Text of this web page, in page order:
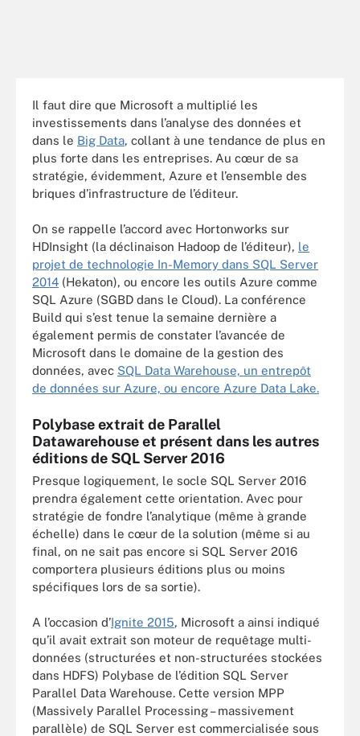
Il faut dire que Microsoft a multiplié les
investissements dans l’analyse des données et
dans le Big Data, collant à une tendance de plus en
plus forte dans les entreprises. Au cœur de sa
stratégie, évidemment, Azure et l’ensemble des
briques d’infrastructure de l’éditeur.
On se rappelle l’accord avec Hortonworks sur
HDInsight (la déclinaison Hadoop de l’éditeur), le
projet de technologie In-Memory dans SQL Server
2014 (Hekaton), ou encore les outils Azure comme
SQL Azure (SGBD dans le Cloud). La conférence
Build qui s’est tenue la semaine dernière a
également permis de constater l’avancée de
Microsoft dans le domaine de la gestion des
données, avec SQL Data Warehouse, un entrepôt
de données sur Azure, ou encore Azure Data Lake.
Polybase extrait de Parallel
Datawarehouse et présent dans les autres
éditions de SQL Server 2016
Presque logiquement, le socle SQL Server 2016
prendra également cette orientation. Avec pour
stratégie de fondre l’analytique (même à grande
échelle) dans le cœur de la solution (même si au
final, on ne sait pas encore si SQL Server 2016
comportera plusieurs éditions plus ou moins
spécifiques lors de sa sortie).
A l’occasion d’Ignite 2015, Microsoft a ainsi indiqué
qu’il avait extrait son moteur de requêtage multi-
données (structurées et non-structurées stockées
dans HDFS) Polybase de l’édition SQL Server
Parallel Data Warehouse. Cette version MPP
(Massively Parallel Processing – massivement
parallèle) de SQL Server est commercialisée sous